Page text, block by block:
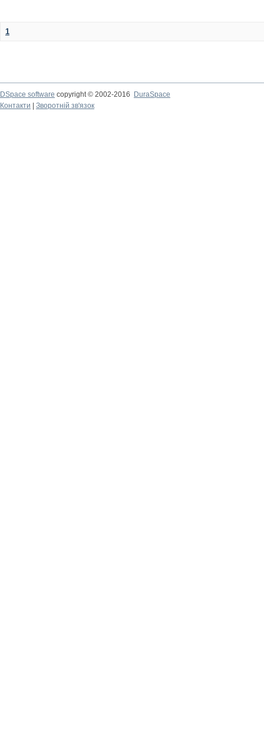
1
DSpace software copyright © 2002-2016
DuraSpace
Контакти
Зворотній зв'язок